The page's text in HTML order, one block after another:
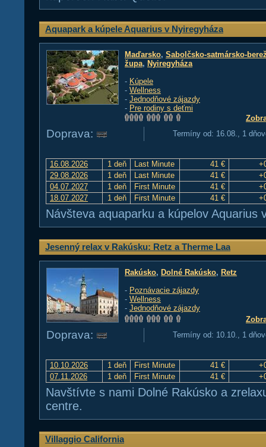
Aquapark a kúpele Aquarius v Nyiregyháza
Maďarsko, Sabolčsko-satmársko-
župa, Nyiregyháza
- Kúpele
- Wellness
- Jednodňové zájazdy
- Pre rodiny s deťmi
Doprava: Termíny od: 16.08., 1
16.08.2026 1 deň Last Minute 41 €
29.08.2026
1 deň Last Minute 41 €
04.07.2027
1 deň First Minute 41 €
18.07.2027
1 deň First Minute 41 €
Návšteva aquaparku a kúpelov Aquarius
Jesenný relax v Rakúsku: Retz a Therme Laa
Rakúsko, Dolné Rakúsko, Retz
- Poznávacie zájazdy
- Wellness
- Jednodňové zájazdy
Doprava: Termíny od: 10.10., 1
10.10.2026 1 deň First Minute 41 €
07.11.2026
1 deň First Minute 41 €
Navštívte s nami Dolné Rakúsko a
centre.
Villaggio California